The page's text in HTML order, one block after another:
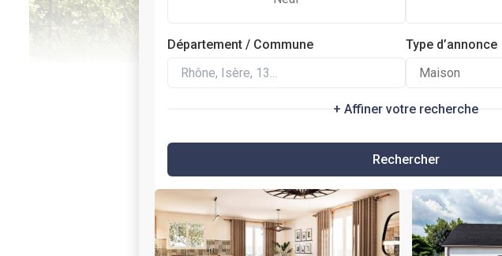
Département / Commune
Type d’annonce
Maison
+ Affiner votre recherche
Rechercher